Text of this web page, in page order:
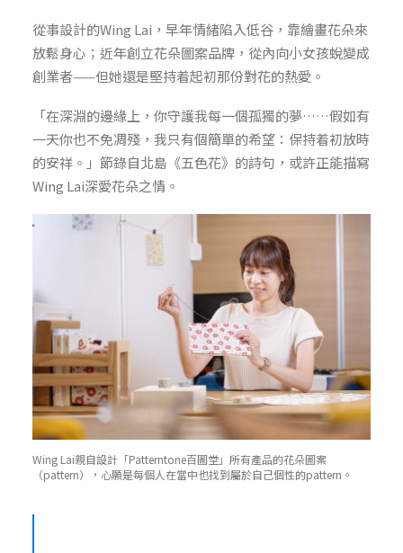
從事設計的Wing Lai，早年情緒陷入低谷，靠繪畫花朵來
放鬆身心；近年創立花朵圖案品牌，從內向小女孩蛻變成
創業者——但她還是堅持着起初那份對花的熱愛。
「在深淵的邊緣上，你守護我每一個孤獨的夢……假如有
一天你也不免凋殘，我只有個簡單的希望：保持着初放時
的安祥。」節錄自北島《五色花》的詩句，或許正能描寫
Wing Lai深愛花朵之情。
Wing Lai親自設計「Patterntone百圖堂」所有產品的花朵圖案
（pattern），心願是每個人在當中也找到屬於自己個性的pattern。